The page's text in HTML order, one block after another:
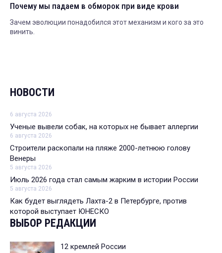
Почему мы падаем в обморок при виде крови
Зачем эволюции понадобился этот механизм и кого за это
винить.
НОВОСТИ
6 августа 2026
Ученые вывели собак, на которых не бывает аллергии
6 августа 2026
Строители раскопали на пляже 2000-летнюю голову
Венеры
5 августа 2026
Июль 2026 года стал самым жарким в истории России
5 августа 2026
Как будет выглядеть Лахта-2 в Петербурге, против
которой выступает ЮНЕСКО
ВЫБОР РЕДАКЦИИ
12 кремлей России